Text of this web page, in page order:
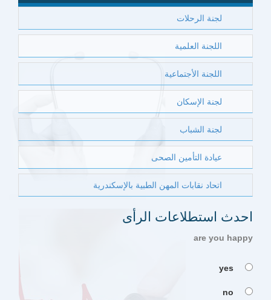
لجنة الرحلات
اللجنة العلمية
اللجنة الأجتماعية
لجنة الإسكان
لجنة الشباب
عيادة التأمين الصحى
اتحاد نقابات المهن الطبية بالإسكندرية
احدث استطلاعات الرأى
are you happy
yes
no